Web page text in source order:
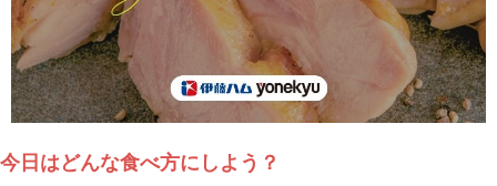
今日はどんな食べ方にしよう？